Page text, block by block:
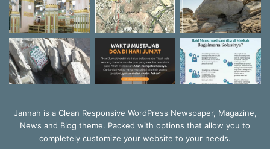
Jannah is a Clean Responsive WordPress Newspaper, Magazine,
News and Blog theme. Packed with options that allow you to
completely customize your website to your needs.